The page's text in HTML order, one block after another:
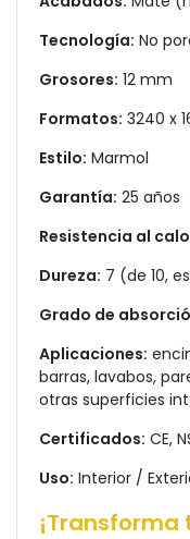
Tecnología: No
Grosores: 12 mm
Formatos: 3240 x
Estilo: Marmol
Garantía: 25 años
Resistencia al
Dureza: 7 (de 10,
Grado de
Aplicaciones:
barras, lavabos,
otras superficies
Certificados: CE,
Uso: Interior /